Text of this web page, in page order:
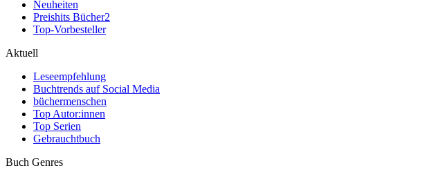
Neuheiten
Preishits Bücher2
Top-Vorbesteller
Aktuell
Leseempfehlung
Buchtrends auf Social Media
büchermenschen
Top Autor:innen
Top Serien
Gebrauchtbuch
Buch Genres